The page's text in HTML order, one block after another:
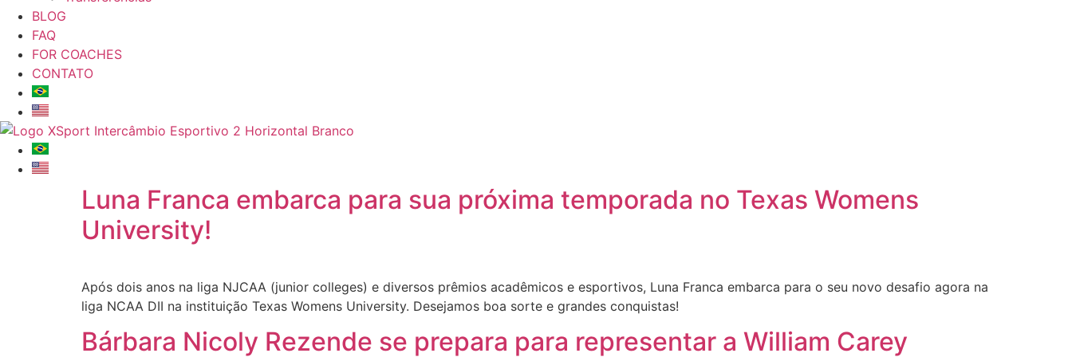
BLOG
FAQ
FOR COACHES
CONTATO
Luna Franca embarca para sua próxima temporada no Texas Womens
University!
Após dois anos na liga NJCAA (junior colleges) e diversos prêmios acadêmicos e esportivos, Luna Franca embarca para o seu novo desafio agora na
liga NCAA DII na instituição Texas Womens University. Desejamos boa sorte e grandes conquistas!
Bárbara Nicoly Rezende se prepara para representar a William Carey